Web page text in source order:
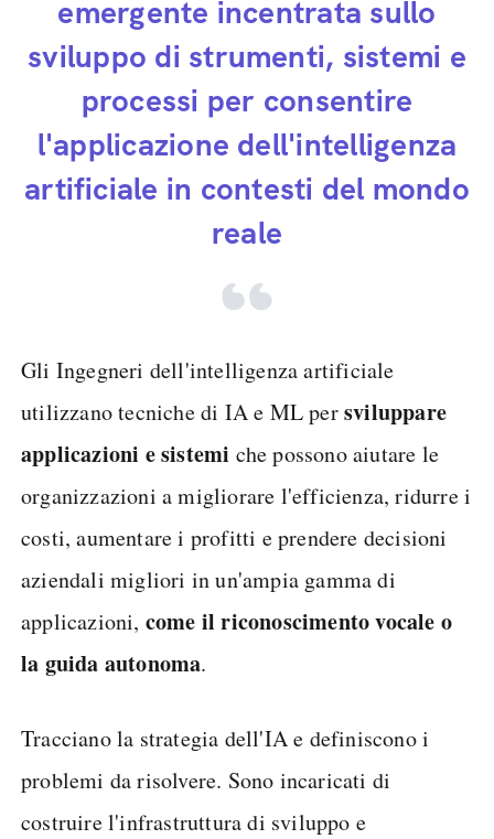
emergente incentrata sullo
sviluppo di strumenti, sistemi e
processi per consentire
l'applicazione dell'intelligenza
artificiale in contesti del mondo
reale
Gli Ingegneri dell'intelligenza artificiale
utilizzano tecniche di IA e ML persviluppare
applicazioni e sistemi che possono aiutare le
organizzazioni a migliorare l'efficienza, ridurre i
costi, aumentare i profitti e prendere decisioni
aziendali migliori in un'ampia gamma di
applicazioni, come il riconoscimento vocale o
la guida autonoma.
Tracciano la strategia dell'IA e definiscono i
problemi da risolvere. Sono incaricati di
costruire l'infrastruttura di sviluppo e